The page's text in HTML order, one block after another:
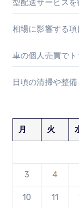
型配送サービスを
相場に影響する
車の個人売買で
日頃の清掃や整
月 火
3 4
10 11